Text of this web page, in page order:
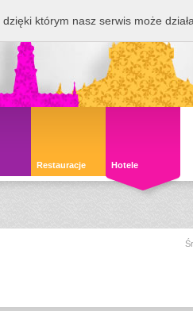
Restauracje Hotele
którym nasz serwis może